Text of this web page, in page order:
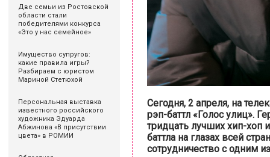
Две семьи из Ростовской
области стали
победителями конкурса
«Это у нас семейное»
Имущество супругов:
какие правила игры?
Разбираем с юристом
Мариной Стетюхой
Персональная выставка
известного российского
художника Эдуарда
Абжинова «В присутствии
цвета» в РОМИИ
Сегодня, 2 апреля, на
рэп-баттл «Голос улиц».
тридцать лучших хип-хоп
баттла на глазах всей
сотрудничество с одним